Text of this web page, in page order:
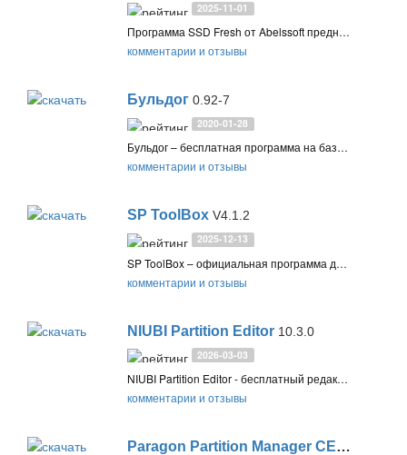
2025-11-01
Программа SSD Fresh от Abelssoft предназначена для оптимизации твердотельных накопителей (SSD) в Windows с целью продления их срока службы и предотвращения износа
комментарии и отзывы
Бульдог 0.92-7
2020-01-28
Бульдог – бесплатная программа на базе Victoria для проверки карт памяти, USB-флэшек, а также HDD и SSD дисков на ошибки и выявления неисправных или поддельных накопителей
комментарии и отзывы
SP ToolBox V4.1.2
2025-12-13
SP ToolBox – официальная программа для обслуживания, диагностики и получения информации о твёрдотельных накопителях SSD производства Silicon Power
комментарии и отзывы
NIUBI Partition Editor 10.3.0
2026-03-03
NIUBI Partition Editor - бесплатный редактор дисков и разделов, с помощью которого можно создавать и изменять разделы, объединять несколько разделов в один, менять их атрибуты, а также выполнять другие операции
комментарии и отзывы
Paragon Partition Manager CE17.9.1